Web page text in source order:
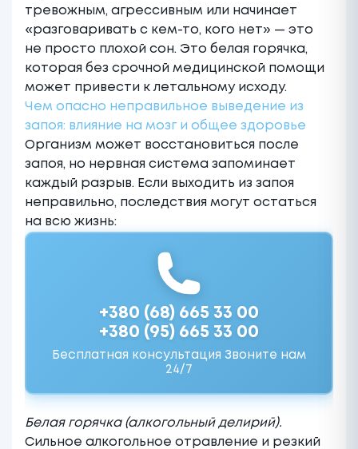
тревожным, агрессивным или начинает
«разговаривать с кем-то, кого нет» — это
не просто плохой сон. Это белая горячка,
которая без срочной медицинской помощи
может привести к летальному исходу.
Чем опасно неправильное выведение из
запоя: влияние на мозг и общее здоровье
Организм может восстановиться после
запоя, но нервная система запоминает
каждый разрыв. Если выходить из запоя
неправильно, последствия могут остаться
на всю жизнь:
+380 (68) 665 33 00
+380 (95) 665 33 00
Бесплатная консультация Звоните нам
24/7
Белая горячка (алкогольный делирий).
Сильное алкогольное отравление и резкий